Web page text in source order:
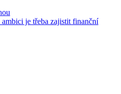
je třeba zajistit finanční